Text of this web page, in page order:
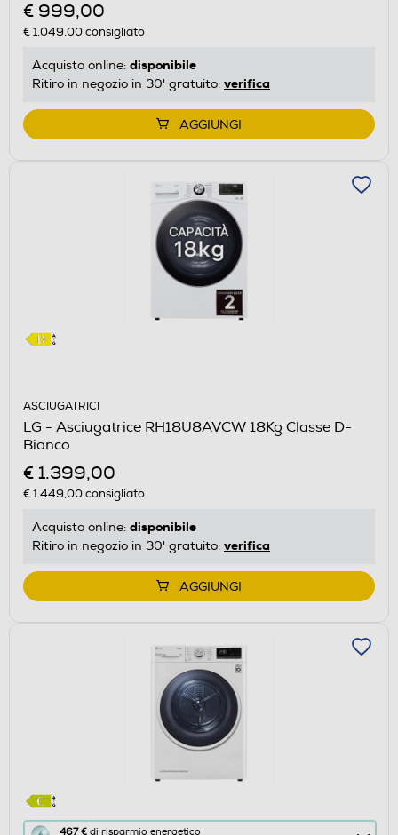
di
risparmio
energetico
di
€ 999,00
€ 1.049,00consigliato
Acquisto online: disponibile
Ritiro in negozio in 30' gratuito: verifica
AGGIUNGI
ASCIUGATRICI
LG - Asciugatrice RH18U8AVCW 18Kg Classe D-
Bianco
€ 1.399,00
€ 1.449,00consigliato
Acquisto online: disponibile
Ritiro in negozio in 30' gratuito: verifica
AGGIUNGI
467 € di risparmio energetico